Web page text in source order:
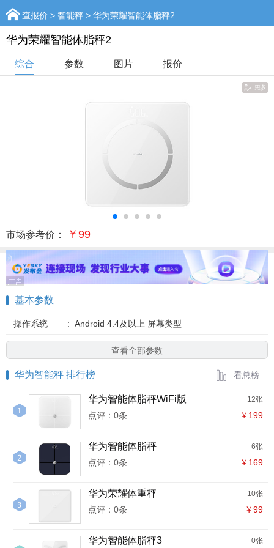
查报价 > 智能秤 > 华为荣耀智能体脂秤2
华为荣耀智能体脂秤2
综合 参数 图片 报价
市场参考价： ￥99
基本参数
操作系统 : Android 4.4及以上 屏幕类型
查看全部参数
华为智能秤 排行榜 看总榜
华为智能体脂秤WiFi版 12张
点评：0条 ￥199
华为智能体脂秤 6张
点评：0条 ￥169
华为荣耀体重秤 10张
点评：0条 ￥99
华为智能体脂秤3 0张